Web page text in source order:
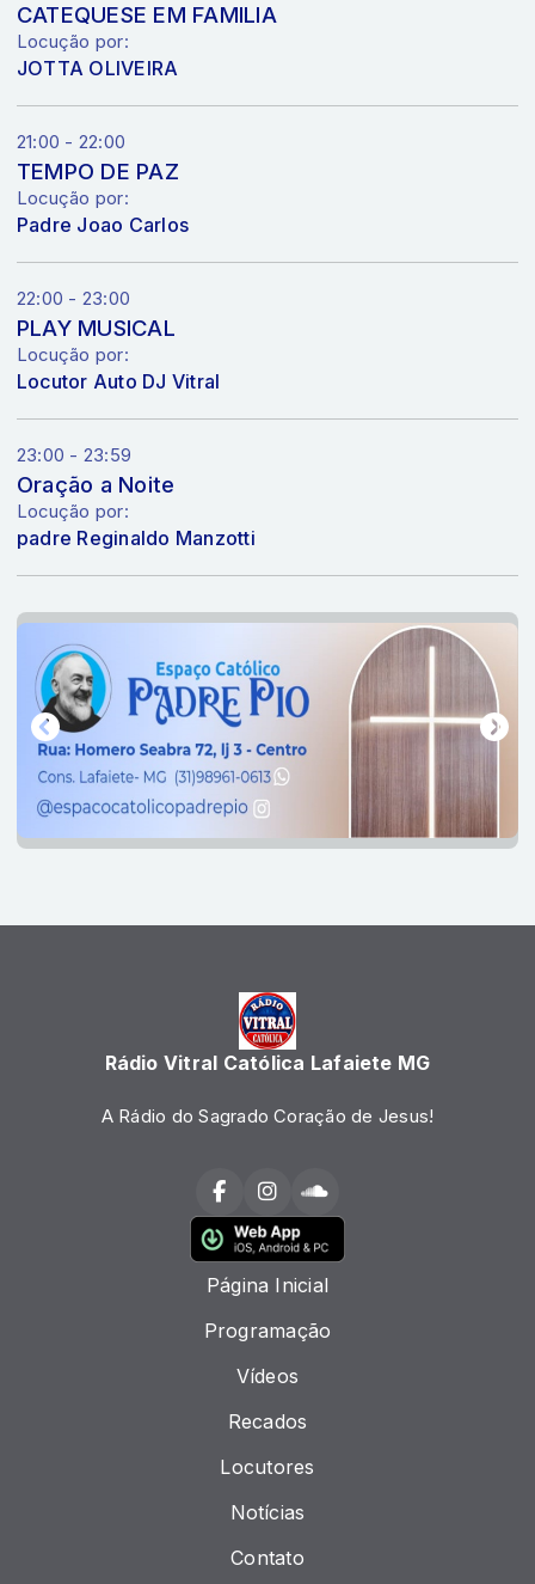
CATEQUESE EM FAMILIA
Locução por:
JOTTA OLIVEIRA
21:00 - 22:00
TEMPO DE PAZ
Locução por:
Padre Joao Carlos
22:00 - 23:00
PLAY MUSICAL
Locução por:
Locutor Auto DJ Vitral
23:00 - 23:59
Oração a Noite
Locução por:
padre Reginaldo Manzotti
Rádio Vitral Católica Lafaiete MG
A Rádio do Sagrado Coração de Jesus!
Página Inicial
Programação
Vídeos
Recados
Locutores
Notícias
Contato